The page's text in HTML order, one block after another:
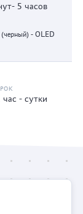
5 часов
(черный) - OLED
час - сутки